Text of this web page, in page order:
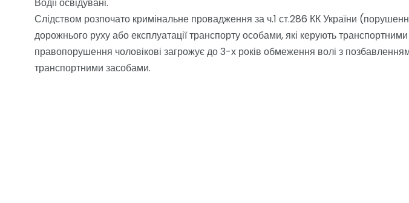
Слідством розпочато кримінальне провадження за ч.1 ст.286 КК України
дорожнього руху або експлуатації транспорту особами, які керують
правопорушення чоловікові загрожує до 3-х років обмеження волі з
транспортними засобами.